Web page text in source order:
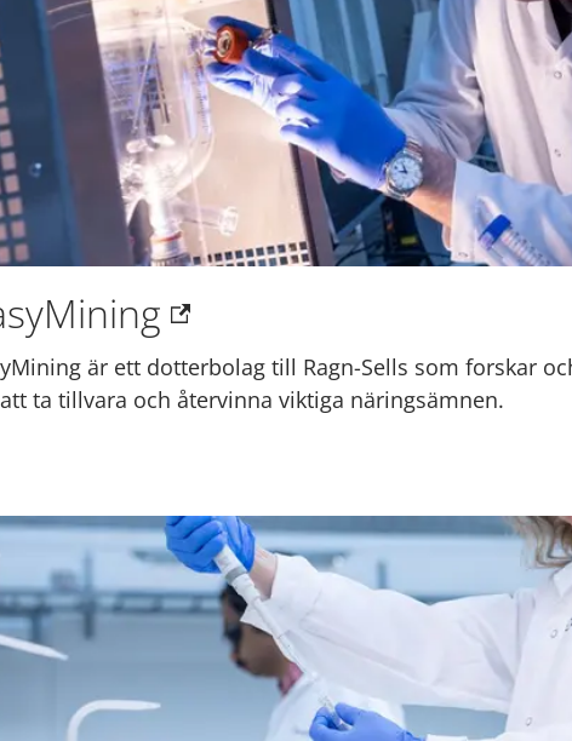
är ett dotterbolag till Ragn-Sells som forskar
ta tillvara och återvinna viktiga näringsämnen.